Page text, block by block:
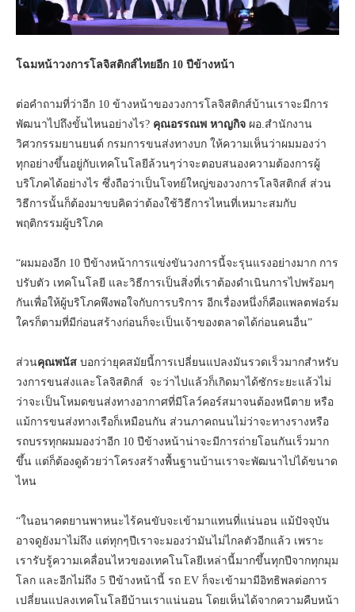
โฉมหน้าวงการโลจิสติกส์ไทยอีก 10 ปีข้างหน้า
ต่อคำถามที่ว่าอีก 10 ข้างหน้าของวงการโลจิสติกส์บ้านเราจะมีการ
พัฒนาไปถึงขั้นไหนอย่างไร? คุณอรรณพ หาญกิจ ผอ.สำนักงาน
วิศวกรรมยานยนต์ กรมการขนส่งทางบก ให้ความเห็นว่าผมมองว่า
ทุกอย่างขึ้นอยู่กับเทคโนโลยีล้วนๆว่าจะตอบสนองความต้องการผู้
บริโภคได้อย่างไร ซึ่งถือว่าเป็นโจทย์ใหญ่ของวงการโลจิสติกส์ ส่วน
วิธีการนั้นก็ต้องมาขบคิดว่าต้องใช้วิธีการไหนที่เหมาะสมกับ
พฤติกรรมผู้บริโภค
“ผมมองอีก 10 ปีข้างหน้าการแข่งขันวงการนี้จะรุนแรงอย่างมาก การ
ปรับตัว เทคโนโลยี และวิธีการเป็นสิ่งที่เราต้องดำเนินการไปพร้อมๆ
กันเพื่อให้ผู้บริโภคพึงพอใจกับการบริการ อีกเรื่องหนึ่งก็คือแพลตฟอร์ม
ใครก็ตามที่มีก่อนสร้างก่อนก็จะเป็นเจ้าของตลาดได้ก่อนคนอื่น”
ส่วนคุณพนัส บอกว่ายุคสมัยนี้การเปลี่ยนแปลงมันรวดเร็วมากสำหรับ
วงการขนส่งและโลจิสติกส์ จะว่าไปแล้วก็เกิดมาได้ซักระยะแล้วไม่
ว่าจะเป็นโหมดขนส่งทางอากาศที่มีโลว์คอร์สมาจนต้องหนีตาย หรือ
แม้การขนส่งทางเรือก็เหมือนกัน ส่วนภาคถนนไม่ว่าจะทางรางหรือ
รถบรรทุกผมมองว่าอีก 10 ปีข้างหน้าน่าจะมีการถ่ายโอนกันเร็วมาก
ขึ้น แต่ก็ต้องดูด้วยว่าโครงสร้างพื้นฐานบ้านเราจะพัฒนาไปได้ขนาด
ไหน
“ในอนาคตยานพาหนะไร้คนขับจะเข้ามาแทนที่แน่นอน แม้ปัจจุบัน
อาจดูยังมาไม่ถึง แต่ทุกๆปีเราจะมองว่ามันไม่ไกลตัวอีกแล้ว เพราะ
เรารับรู้ความเคลื่อนไหวของเทคโนโลยีเหล่านี้มากขึ้นทุกปีจากทุกมุม
โลก และอีกไม่ถึง 5 ปีข้างหน้านี้ รถ EV ก็จะเข้ามามีอิทธิพลต่อการ
เปลี่ยนแปลงเทคโนโลยีบ้านเราแน่นอน โดยเห็นได้จากความคืบหน้า